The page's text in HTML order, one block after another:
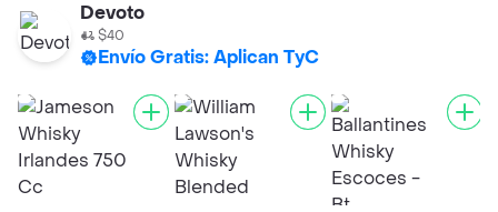
Devoto
$40
Envío Gratis: Aplican TyC